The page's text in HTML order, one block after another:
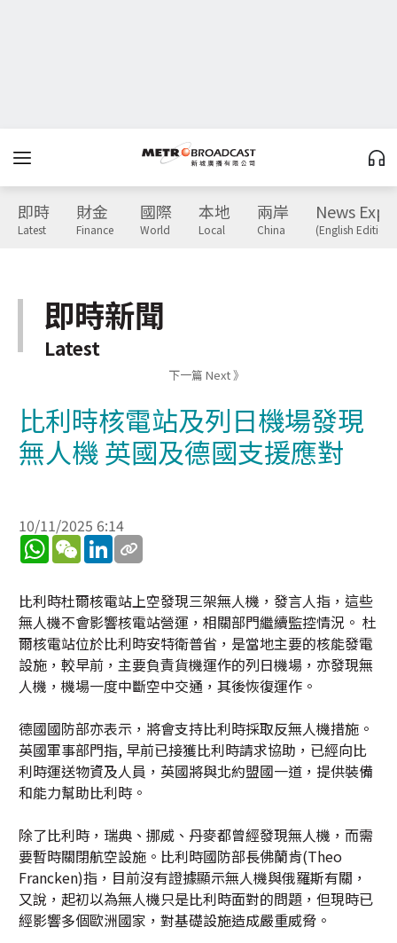
即時
Latest
財金
Finance
國際
World
本地
Local
兩岸
China
News
(English Edition)
即時新聞
Latest
下一篇 Next 》
比利時核電站及列日機場發現
無人機 英國及德國支援應對
10/11/2025 6:14
WhatsApp
WeChatLinkedIn
比利時杜爾核電站上空發現三架無人機，發言人指，這些
無人機不會影響核電站營運，相關部門繼續監控情況。 杜
爾核電站位於比利時安特衛普省，是當地主要的核能發電
設施，較早前，主要負責貨機運作的列日機場，亦發現無
人機，機場一度中斷空中交通，其後恢復運作。
德國國防部亦表示，將會支持比利時採取反無人機措施。
英國軍事部門指, 早前已接獲比利時請求協助，已經向比
利時運送物資及人員，英國將與北約盟國一道，提供裝備
和能力幫助比利時。
除了比利時，瑞典、挪威、丹麥都曾經發現無人機，而需
要暫時關閉航空設施。比利時國防部長佛蘭肯(Theo
Francken)指，目前沒有證據顯示無人機與俄羅斯有關，
又說，起初以為無人機只是比利時面對的問題，但現時已
經影響多個歐洲國家，對基礎設施造成嚴重威脅。